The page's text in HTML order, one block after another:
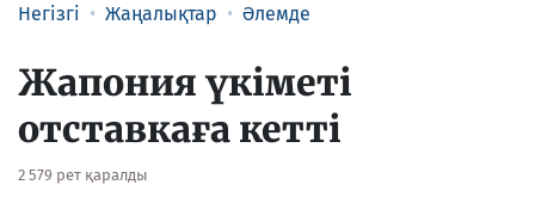
Негізгі Жаңалықтар Әлемде
Жапония үкіметі
отставкаға кетті
2 579 рет қаралды